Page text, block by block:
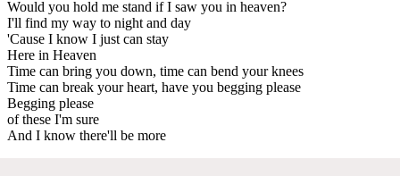
Would you hold me stand if I saw you in heaven?
I'll find my way to night and day
'Cause I know I just can stay
Here in Heaven
Time can bring you down, time can bend your knees
Time can break your heart, have you begging please
Begging please
of these I'm sure
And I know there'll be more